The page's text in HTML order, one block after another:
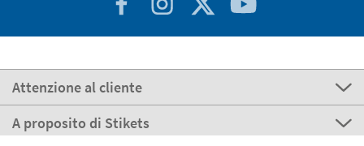
Attenzione al cliente
A proposito di Stikets